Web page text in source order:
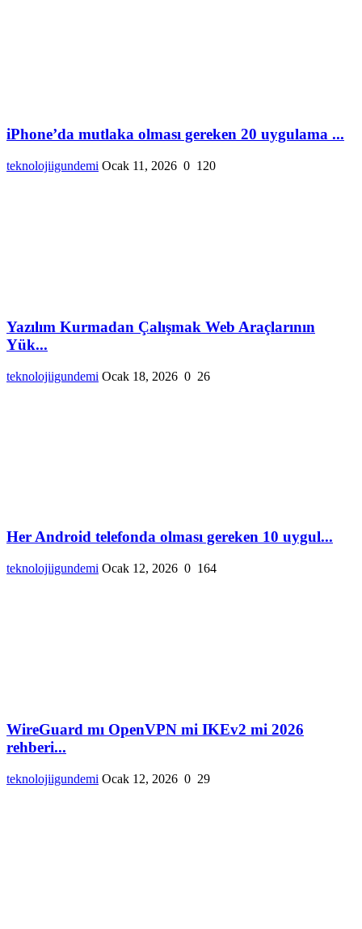
iPhone’da mutlaka olması gereken 20 uygulama ...
teknolojiigundemi Ocak 11, 2026 0 120
Yazılım Kurmadan Çalışmak Web Araçlarının
Yük...
teknolojiigundemi Ocak 18, 2026 0 26
Her Android telefonda olması gereken 10 uygul...
teknolojiigundemi Ocak 12, 2026 0 164
WireGuard mı OpenVPN mi IKEv2 mi 2026
rehberi...
teknolojiigundemi Ocak 12, 2026 0 29